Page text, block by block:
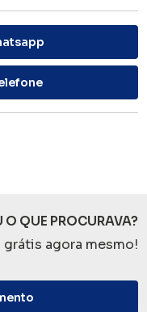
QUE PROCURAVA?
grátis agora mesmo!